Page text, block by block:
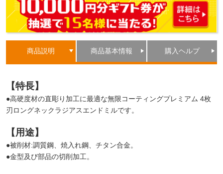
商品説明 商品基本情報 購入ヘルプ
【特長】
●高硬度材の直彫り加工に最適な無限コーティングプレミアム 4枚
刃ロングネックラジアスエンドミルです。
【用途】
●被削材:調質鋼、焼入れ鋼、チタン合金。
●金型及び部品の切削加工。